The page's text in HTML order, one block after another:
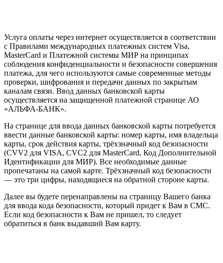
Услуга оплаты через интернет осуществляется в соответствии
с Правилами международных платежных систем Visa,
MasterCard и Платежной системы МИР на принципах
соблюдения конфиденциальности и безопасности совершения
платежа, для чего используются самые современные методы
проверки, шифрования и передачи данных по закрытым
каналам связи. Ввод данных банковской карты
осуществляется на защищенной платежной странице АО
«АЛЬФА-БАНК».
На странице для ввода данных банковской карты потребуется
ввести данные банковской карты: номер карты, имя владельца
карты, срок действия карты, трёхзначный код безопасности
(CVV2 для VISA, CVC2 для MasterCard, Код Дополнительной
Идентификации для МИР). Все необходимые данные
пропечатаны на самой карте. Трёхзначный код безопасности
— это три цифры, находящиеся на обратной стороне карты.
Далее вы будете перенаправлены на страницу Вашего банка
для ввода кода безопасности, который придет к Вам в СМС.
Если код безопасности к Вам не пришел, то следует
обратиться в банк выдавший Вам карту.